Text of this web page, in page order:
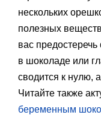
нескольких
полезных
вас предостеречь
в шоколаде или
сводится к нулю,
Читайте также
беременным